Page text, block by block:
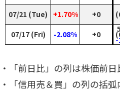
07/21 (Tue)
+1.70% +0
07/17 (Fri)
-2.08% +0
・「前日比」の列は株価前
・「信用売＆買」の列の括